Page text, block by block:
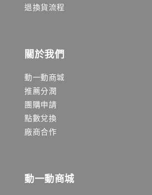
退換貨流程
關於我們
動一動商城
推薦分潤
團購申請
點數兌換
廠商合作
動一動商城